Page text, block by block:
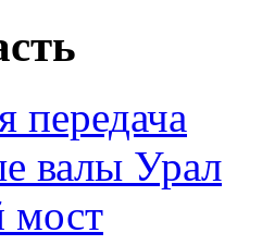
передача
валы Урал
мост